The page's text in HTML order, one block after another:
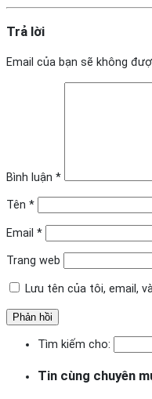
Trả lời
Email của bạn sẽ không
Bình luận *
Tên *
Email *
Trang web
Lưu tên của tôi, email,
Tìm kiếm cho:
Tin cùng chuyên